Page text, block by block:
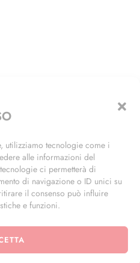
utilizziamo tecnologie come i
alle informazioni del
ci permetterà di
di navigazione o ID unici su
il consenso può influire
e funzioni.
Sul Naviglio (MI)